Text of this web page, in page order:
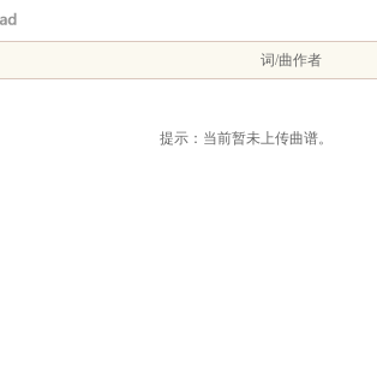
词/曲作者
提示：当前暂未上传曲谱。